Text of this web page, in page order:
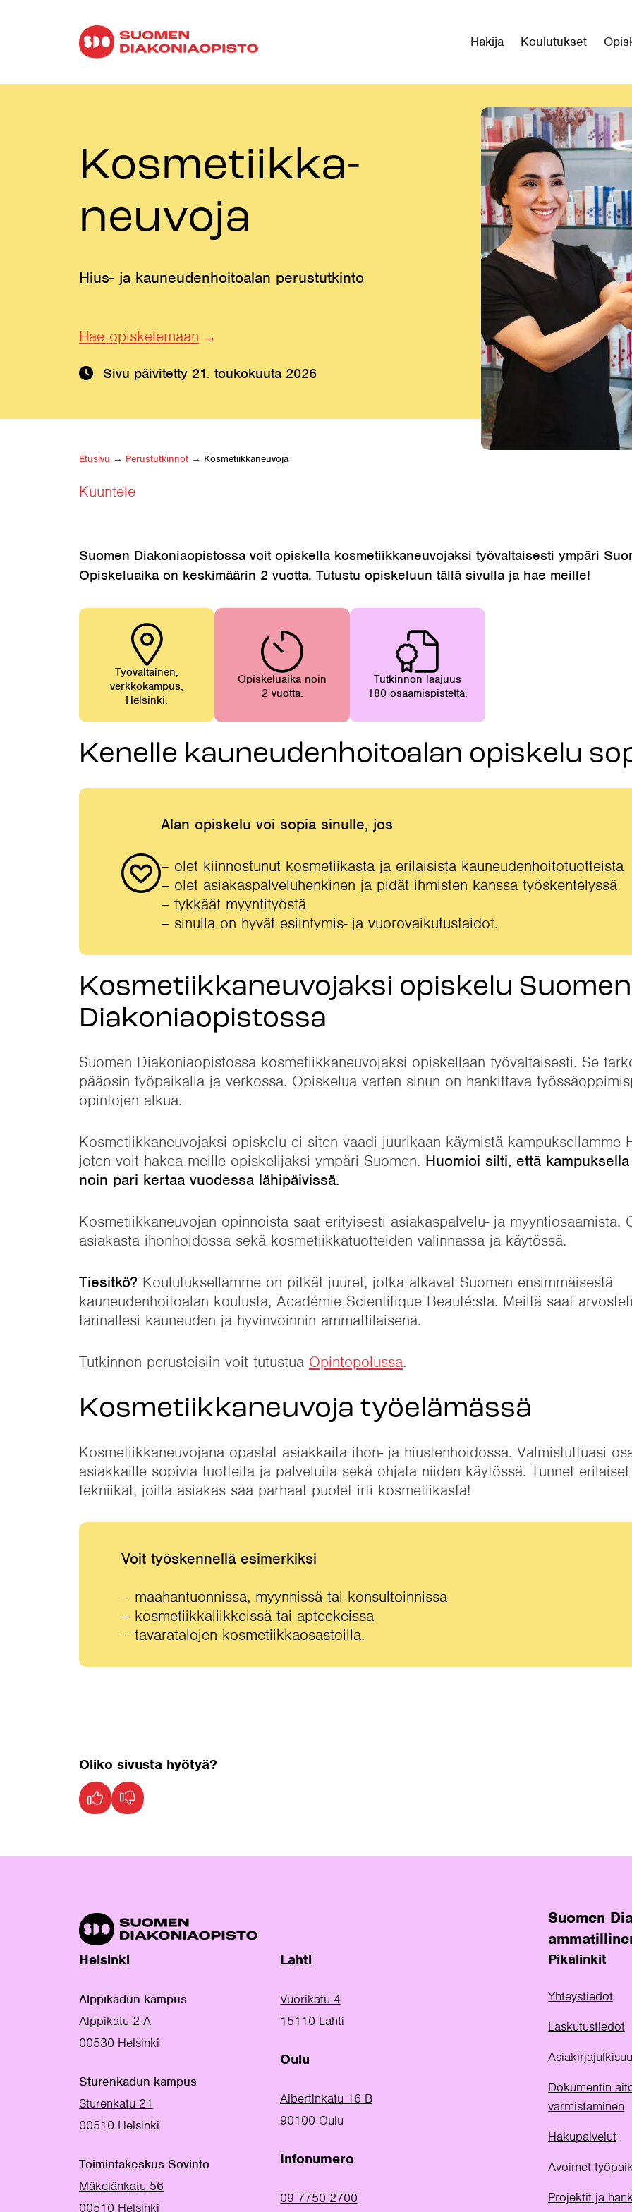
Hakija Koulutukset
Kosmetiikka­
neuvoja
Hius- ja kauneudenhoitoalan perustutkinto
Hae opiskelemaan
Sivu päivitetty 21. toukokuuta 2026
Etusivu → Perustutkinnot → Kosmetiikkaneuvoja
Kuuntele
Suomen Diakoniaopistossa voit opiskella kosmetiikkaneuvojaksi työvaltaisesti ympäri
Opiskeluaika on keskimäärin 2 vuotta. Tutustu opiskeluun tällä sivulla ja hae meille!
Työvaltainen,
verkkokampus,
Helsinki.
Opiskeluaika noin
2 vuotta.
Tutkinnon laajuus
180 osaamispistettä.
Kenelle kauneudenhoitoalan opiskelu
Alan opiskelu voi sopia sinulle, jos
– olet kiinnostunut kosmetiikasta ja erilaisista kauneudenhoitotuotteista
– olet asiakaspalveluhenkinen ja pidät ihmisten kanssa työskentelyssä
– tykkäät myyntityöstä
– sinulla on hyvät esiintymis- ja vuorovaikutustaidot.
Kosmetiikkaneuvojaksi opiskelu Suomen
Diakoniaopistossa
Suomen Diakoniaopistossa kosmetiikkaneuvojaksi opiskellaan työvaltaisesti. Se
pääosin työpaikalla ja verkossa. Opiskelua varten sinun on hankittava
opintojen alkua.
Kosmetiikkaneuvojaksi opiskelu ei siten vaadi juurikaan käymistä kampuksellamme
joten voit hakea meille opiskelijaksi ympäri Suomen. Huomioi silti, että
noin pari kertaa vuodessa lähipäivissä.
Kosmetiikkaneuvojan opinnoista saat erityisesti asiakaspalvelu- ja myyntiosaamista.
asiakasta ihonhoidossa sekä kosmetiikkatuotteiden valinnassa ja käytössä.
Tiesitkö? Koulutuksellamme on pitkät juuret, jotka alkavat Suomen ensimmäisestä
kauneudenhoitoalan koulusta, Académie Scientifique Beauté:sta. Meiltä saat
tarinallesi kauneuden ja hyvinvoinnin ammattilaisena.
Tutkinnon perusteisiin voit tutustua Opintopolussa.
Kosmetiikkaneuvoja työelämässä
Kosmetiikkaneuvojana opastat asiakkaita ihon- ja hiustenhoidossa. Valmistuttuasi
asiakkaille sopivia tuotteita ja palveluita sekä ohjata niiden käytössä. Tunnet
tekniikat, joilla asiakas saa parhaat puolet irti kosmetiikasta!
Voit työskennellä esimerkiksi
– maahantuonnissa, myynnissä tai konsultoinnissa
– kosmetiikkaliikkeissä tai apteekeissa
– tavaratalojen kosmetiikkaosastoilla.
Oliko sivusta hyötyä?
Suomen
Helsinki
Alppikadun kampus
Alppikatu 2 A
00530 Helsinki
Sturenkadun kampus
Sturenkatu 21
00510 Helsinki
Toimintakeskus Sovinto
Mäkelänkatu 56
00510 Helsinki
Lahti
Vuorikatu 4
15110 Lahti
Oulu
Albertinkatu 16 B
90100 Oulu
Infonumero
09 7750 2700
Pikalinkit
Yhteystiedot
Laskutustiedot
Dokumentin
varmistaminen
Hakupalvelut
Avoimet
Projektit ja